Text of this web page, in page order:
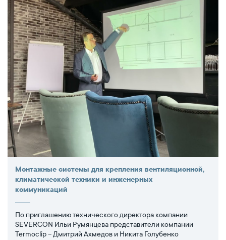
Монтажные системы для крепления вентиляционной,
климатической техники и инженерных
коммуникаций
По приглашению технического директора компании
SEVERCON Ильи Румянцева представители компании
Termoclip – Дмитрий Ахмедов и Никита Голубенко